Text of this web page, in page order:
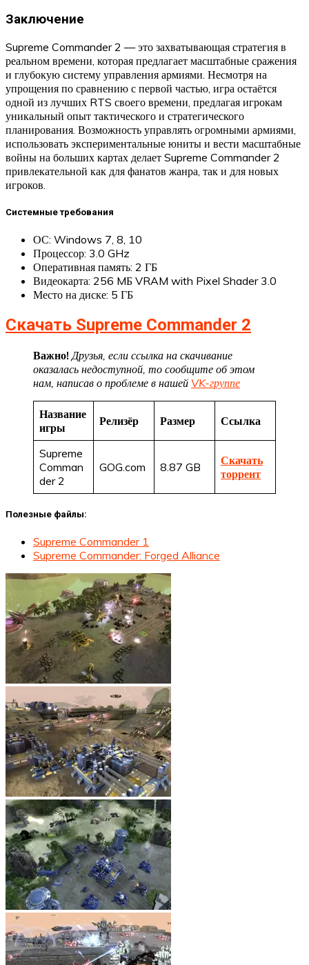
Заключение
Supreme Commander 2 — это захватывающая стратегия в
реальном времени, которая предлагает масштабные сражения
и глубокую систему управления армиями. Несмотря на
упрощения по сравнению с первой частью, игра остаётся
одной из лучших RTS своего времени, предлагая игрокам
уникальный опыт тактического и стратегического
планирования. Возможность управлять огромными армиями,
использовать экспериментальные юниты и вести масштабные
войны на больших картах делает Supreme Commander 2
привлекательной как для фанатов жанра, так и для новых
игроков.
Системные требования
ОС: Windows 7, 8, 10
Процессор: 3.0 GHz
Оперативная память: 2 ГБ
Видеокарта: 256 MБ VRAM with Pixel Shader 3.0
Место на диске: 5 ГБ
Скачать Supreme Commander 2
Важно!Друзья, если ссылка на скачивание
оказалась недоступной, то сообщите об этом
нам, написав о проблеме в нашей VK-группе
Название
игры
Релизёр Размер Ссылка
Supreme
Comman
der 2
GOG.com 8.87 GB
Скачать
торрент
Полезные файлы:
Supreme Commander 1
Supreme Commander: Forged Alliance